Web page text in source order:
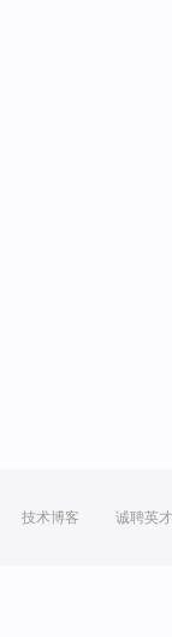
技术博客 诚聘英才